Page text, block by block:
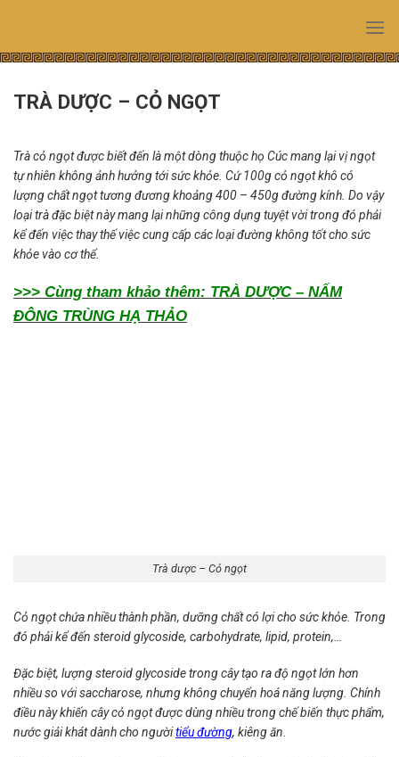
content
TRÀ DƯỢC – CỎ NGỌT
Trà cỏ ngọt được biết đến là một dòng thuộc họ Cúc mang lại vị ngọt
tự nhiên không ảnh hưởng tới sức khỏe. Cứ 100g cỏ ngọt khô có
lượng chất ngọt tương đương khoảng 400 – 450g đường kính. Do vậy
loại trà đặc biệt này mang lại những công dụng tuyệt vời trong đó phải
kể đến việc thay thế việc cung cấp các loại đường không tốt cho sức
khỏe vào cơ thể.
>>> Cùng tham khảo thêm: TRÀ DƯỢC – NẤM
ĐÔNG TRÙNG HẠ THẢO
Trà dược – Cỏ ngọt
Cỏ ngọt chứa nhiều thành phần, dưỡng chất có lợi cho sức khỏe. Trong
đó phải kể đến steroid glycoside, carbohydrate, lipid, protein,…
Đặc biệt, lượng steroid glycoside trong cây tạo ra độ ngọt lớn hơn
nhiều so với saccharose, nhưng không chuyển hoá năng lượng. Chính
điều này khiến cây cỏ ngọt được dùng nhiều trong chế biến thực phẩm,
nước giải khát dành cho ngườitiểu đường, kiêng ăn.